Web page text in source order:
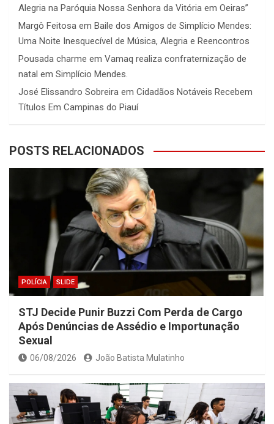
Alegria na Paróquia Nossa Senhora da Vitória em Oeiras”
Margô Feitosa em Baile dos Amigos de Simplício Mendes:
Uma Noite Inesquecível de Música, Alegria e Reencontros
Pousada charme em Vamaq realiza confraternização de
natal em Simplício Mendes.
José Elissandro Sobreira em Cidadãos Notáveis Recebem
Títulos Em Campinas do Piauí
POSTS RELACIONADOS
POLÍCIA SLIDE
STJ Decide Punir Buzzi Com Perda de Cargo
Após Denúncias de Assédio e Importunação
Sexual
06/08/2026 João Batista Mulatinho